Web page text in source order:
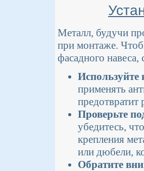
Металл, будучи
при монтаже.
фасадного
Используйте
применять
предотвратит
Проверьте
убедитесь,
крепления
или дюбели,
Обратите